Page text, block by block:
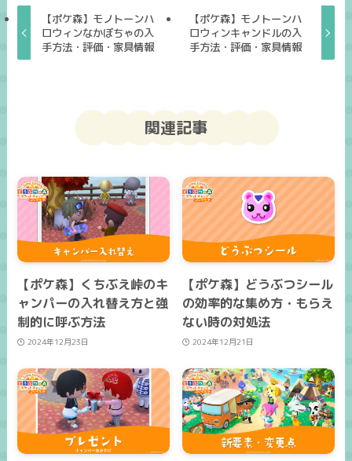
【ポケ森】モノトーンハ
ロウィンなかぼちゃの入
手方法・評価・家具情報
【ポケ森】モノトーンハ
ロウィンキャンドルの入
手方法・評価・家具情報
関連記事
【ポケ森】くちぶえ峠のキ
ャンパーの入れ替え方と強
制的に呼ぶ方法
2024年12月23日
【ポケ森】どうぶつシール
の効率的な集め方・もらえ
ない時の対処法
2024年12月21日